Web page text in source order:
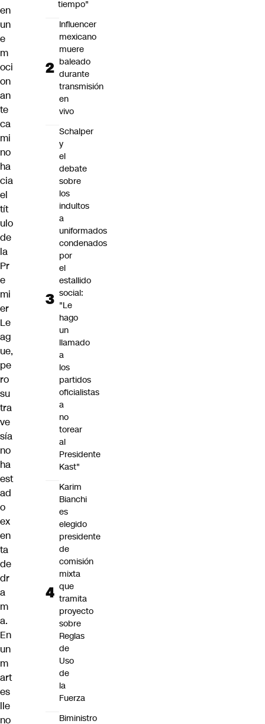
en
un
e
m
oci
on
an
te
ca
mi
no
ha
cia
el
tít
ulo
de
la
Pr
e
mi
er
Le
ag
ue,
pe
ro
su
tra
ve
sía
no
ha
est
ad
o
ex
en
ta
de
dr
a
m
a.
En
un
m
art
es
lle
no
tiempo"
Influencer
mexicano
muere
baleado
durante
transmisión
en
vivo
Schalper
y
el
debate
sobre
los
indultos
a
uniformados
condenados
por
el
estallido
social:
"Le
hago
un
llamado
a
los
partidos
oficialistas
a
no
torear
al
Presidente
Kast"
Karim
Bianchi
es
elegido
presidente
de
comisión
mixta
que
tramita
proyecto
sobre
Reglas
de
Uso
de
la
Fuerza
Biministro